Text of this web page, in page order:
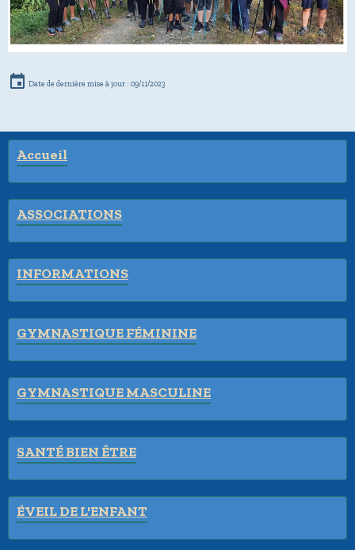
Date de dernière mise à jour : 09/11/2023
Accueil
ASSOCIATIONS
INFORMATIONS
GYMNASTIQUE FÉMININE
GYMNASTIQUE MASCULINE
SANTÉ BIEN ÊTRE
ÉVEIL DE L'ENFANT